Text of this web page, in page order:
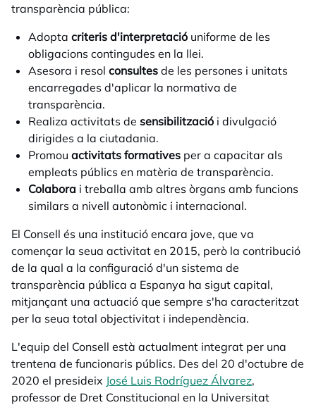
transparència pública:
Adopta criteris d'interpretació uniforme de les
obligacions contingudes en la llei.
Asesora i resol consultes de les persones i unitats
encarregades d'aplicar la normativa de
transparència.
Realiza activitats de sensibilització i divulgació
dirigides a la ciutadania.
Promou activitats formatives per a capacitar als
empleats públics en matèria de transparència.
Colabora i treballa amb altres òrgans amb funcions
similars a nivell autonòmic i internacional.
El Consell és una institució encara jove, que va
començar la seua activitat en 2015, però la contribució
de la qual a la configuració d'un sistema de
transparència pública a Espanya ha sigut capital,
mitjançant una actuació que sempre s'ha caracteritzat
per la seua total objectivitat i independència.
L'equip del Consell està actualment integrat per una
trentena de funcionaris públics. Des del 20 d'octubre de
2020 el presideix José Luis Rodríguez Álvarez,
professor de Dret Constitucional en la Universitat